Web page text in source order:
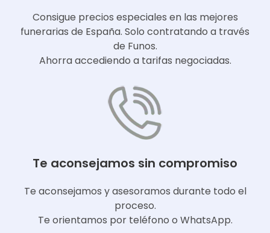
Consigue precios especiales en las mejores
funerarias de España. Solo contratando a través
de Funos.
Ahorra accediendo a tarifas negociadas.
Te aconsejamos sin compromiso
Te aconsejamos y asesoramos durante todo el
proceso.
Te orientamos por teléfono o WhatsApp.